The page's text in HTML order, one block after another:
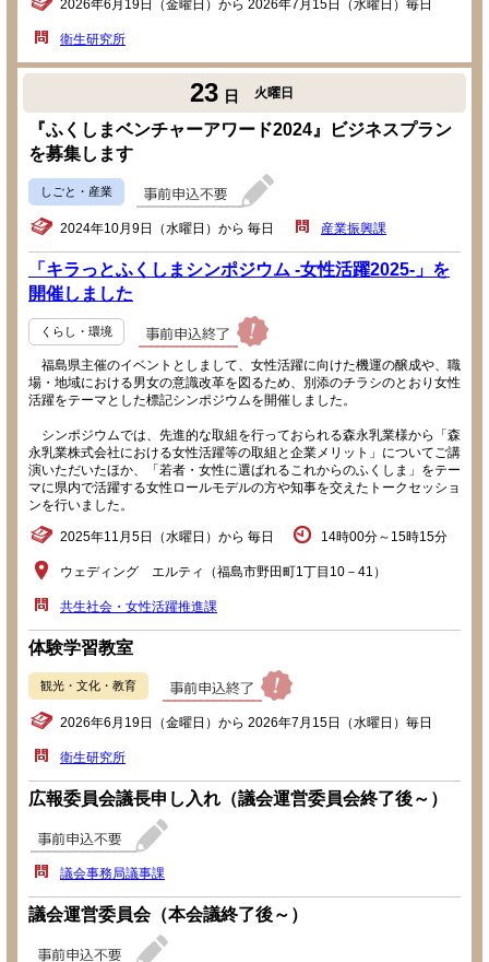
2026年6月19日（金曜日）から 2026年7月15日（水曜日）毎日
衛生研究所
23 日 火曜日
『ふくしまベンチャーアワード2024』ビジネスプラン
を募集します
しごと・産業
2024年10月9日（水曜日）から 毎日 産業振興課
「キラっとふくしまシンポジウム -女性活躍2025-」を
開催しました
くらし・環境
福島県主催のイベントとしまして、女性活躍に向けた機運の醸成や、職
場・地域における男女の意識改革を図るため、別添のチラシのとおり女性
活躍をテーマとした標記シンポジウムを開催しました。
シンポジウムでは、先進的な取組を行っておられる森永乳業様から「森
永乳業株式会社における女性活躍等の取組と企業メリット」についてご講
演いただいたほか、「若者・女性に選ばれるこれからのふくしま」をテー
マに県内で活躍する女性ロールモデルの方や知事を交えたトークセッショ
ンを行いました。
2025年11月5日（水曜日）から 毎日 14時00分～15時15分
ウェディング エルティ（福島市野田町1丁目10－41）
共生社会・女性活躍推進課
体験学習教室
観光・文化・教育
2026年6月19日（金曜日）から 2026年7月15日（水曜日）毎日
衛生研究所
広報委員会議長申し入れ（議会運営委員会終了後～）
議会事務局議事課
議会運営委員会（本会議終了後～）